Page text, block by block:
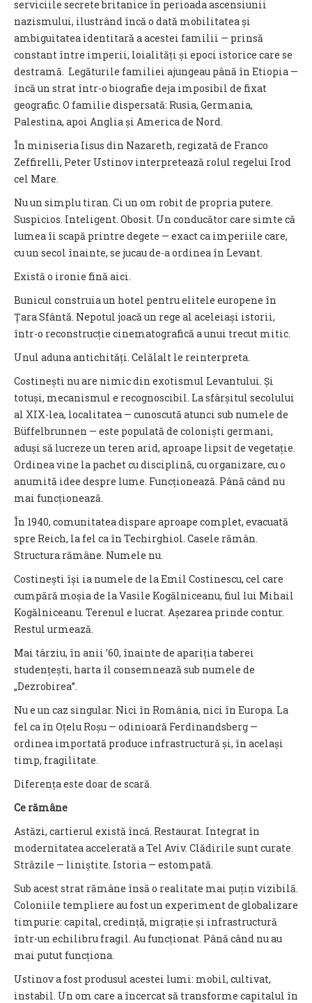
serviciile secrete britanice în perioada ascensiunii
nazismului, ilustrând încă o dată mobilitatea și
ambiguitatea identitară a acestei familii — prinsă
constant între imperii, loialități și epoci istorice care se
destramă. Legăturile familiei ajungeau până în Etiopia —
încă un strat într-o biografie deja imposibil de fixat
geografic. O familie dispersată: Rusia, Germania,
Palestina, apoi Anglia și America de Nord.
În miniseria Iisus din Nazareth, regizată de Franco
Zeffirelli, Peter Ustinov interpretează rolul regelui Irod
cel Mare.
Nu un simplu tiran. Ci un om robit de propria putere.
Suspicios. Inteligent. Obosit. Un conducător care simte că
lumea îi scapă printre degete — exact ca imperiile care,
cu un secol înainte, se jucau de-a ordinea în Levant.
Există o ironie fină aici.
Bunicul construia un hotel pentru elitele europene în
Țara Sfântă. Nepotul joacă un rege al aceleiași istorii,
într-o reconstrucție cinematografică a unui trecut mitic.
Unul aduna antichități. Celălalt le reinterpreta.
Costinești nu are nimic din exotismul Levantului. Și
totuși, mecanismul e recognoscibil. La sfârșitul secolului
al XIX-lea, localitatea — cunoscută atunci sub numele de
Büffelbrunnen — este populată de coloniști germani,
aduși să lucreze un teren arid, aproape lipsit de vegetație.
Ordinea vine la pachet cu disciplină, cu organizare, cu o
anumită idee despre lume. Funcționează. Până când nu
mai funcționează.
În 1940, comunitatea dispare aproape complet, evacuată
spre Reich, la fel ca în Techirghiol. Casele rămân.
Structura rămâne. Numele nu.
Costinești își ia numele de la Emil Costinescu, cel care
cumpără moșia de la Vasile Kogălniceanu, fiul lui Mihail
Kogălniceanu. Terenul e lucrat. Așezarea prinde contur.
Restul urmează.
Mai târziu, în anii ’60, înainte de apariția taberei
studențești, harta îl consemnează sub numele de
„Dezrobirea”.
Nu e un caz singular. Nici în România, nici în Europa. La
fel ca în Oțelu Roșu — odinioară Ferdinandsberg —
ordinea importată produce infrastructură și, în același
timp, fragilitate.
Diferența este doar de scară.
Ce rămâne
Astăzi, cartierul există încă. Restaurat. Integrat în
modernitatea accelerată a Tel Aviv. Clădirile sunt curate.
Străzile — liniștite. Istoria — estompată.
Sub acest strat rămâne însă o realitate mai puțin vizibilă.
Coloniile templiere au fost un experiment de globalizare
timpurie: capital, credință, migrație și infrastructură
într-un echilibru fragil. Au funcționat. Până când nu au
mai putut funcționa.
Ustinov a fost produsul acestei lumi: mobil, cultivat,
instabil. Un om care a încercat să transforme capitalul în